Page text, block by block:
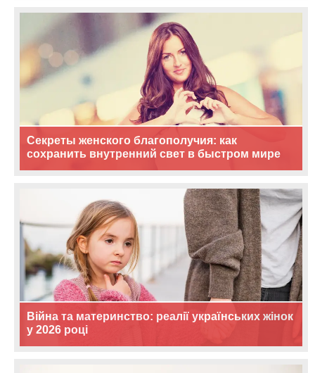
Секреты женского благополучия: как
сохранить внутренний свет в быстром мире
Війна та материнство: реалії українських жінок
у 2026 році